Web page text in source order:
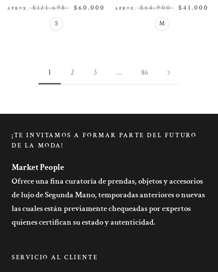
SET
APROX. $121.698 $60.000
S
SET
APROX. $64.900 $41.000
M
1 2 3 … 86
¡TE INVITAMOS A FORMAR PARTE DEL FUTURO
DE LA MODA!
Market People
Ofrece una fina curatoría de prendas, objetos y accesorios
de lujo de Segunda Mano, temporadas anteriores o nuevas
las cuales están previamente chequeadas por expertos
quienes certifican su estado y autenticidad.
SERVICIO AL CLIENTE